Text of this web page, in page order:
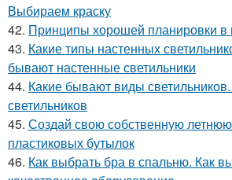
Выбираем краску
42. Принципы хорошей планировки в
43. Какие типы настенных
бывают настенные светильники
44. Какие бывают виды
светильников
45. Создай свою собственную летнюю
пластиковых бутылок
46. Как выбрать бра в спальню. Как